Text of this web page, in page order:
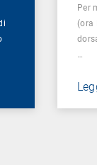
Per
(ora